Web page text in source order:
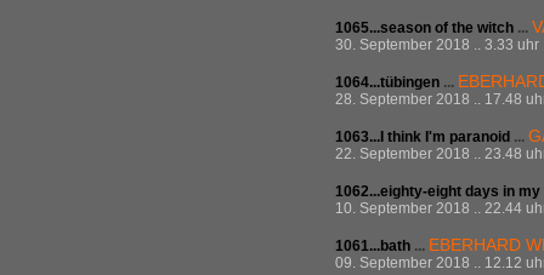
1065...season of the witch ...
30. September 2018 .. 3.33
1064...tübingen ...
28. September 2018 .. 17.48
1063...I think I'm paranoid ...
22. September 2018 .. 23.48
1062...eighty-eight days in
10. September 2018 .. 22.44
1061...bath ... EBERHARD
09. September 2018 .. 12.12